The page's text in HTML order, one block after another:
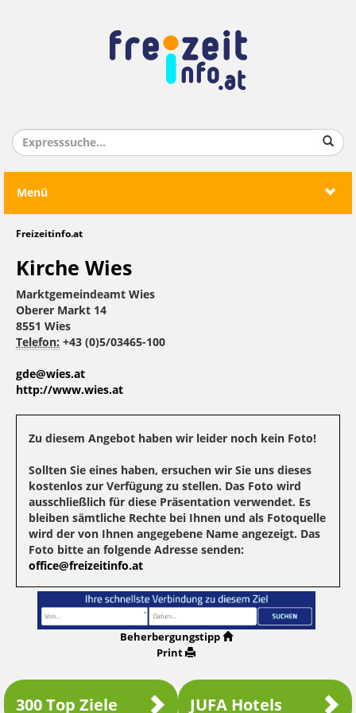
Menü
Freizeitinfo.at
Kirche Wies
Marktgemeindeamt Wies
Oberer Markt 14
8551 Wies
Telefon: +43 (0)5/03465-100
gde@wies.at
http://www.wies.at
Zu diesem Angebot haben wir leider noch kein Foto!
Sollten Sie eines haben, ersuchen wir Sie uns dieses
kostenlos zur Verfügung zu stellen. Das Foto wird
ausschließlich für diese Präsentation verwendet. Es
bleiben sämtliche Rechte bei Ihnen und als Fotoquelle
wird der von Ihnen angegebene Name angezeigt. Das
Foto bitte an folgende Adresse senden:
office@freizeitinfo.at
Beherbergungstipp
Print
300 Top Ziele JUFA Hotels